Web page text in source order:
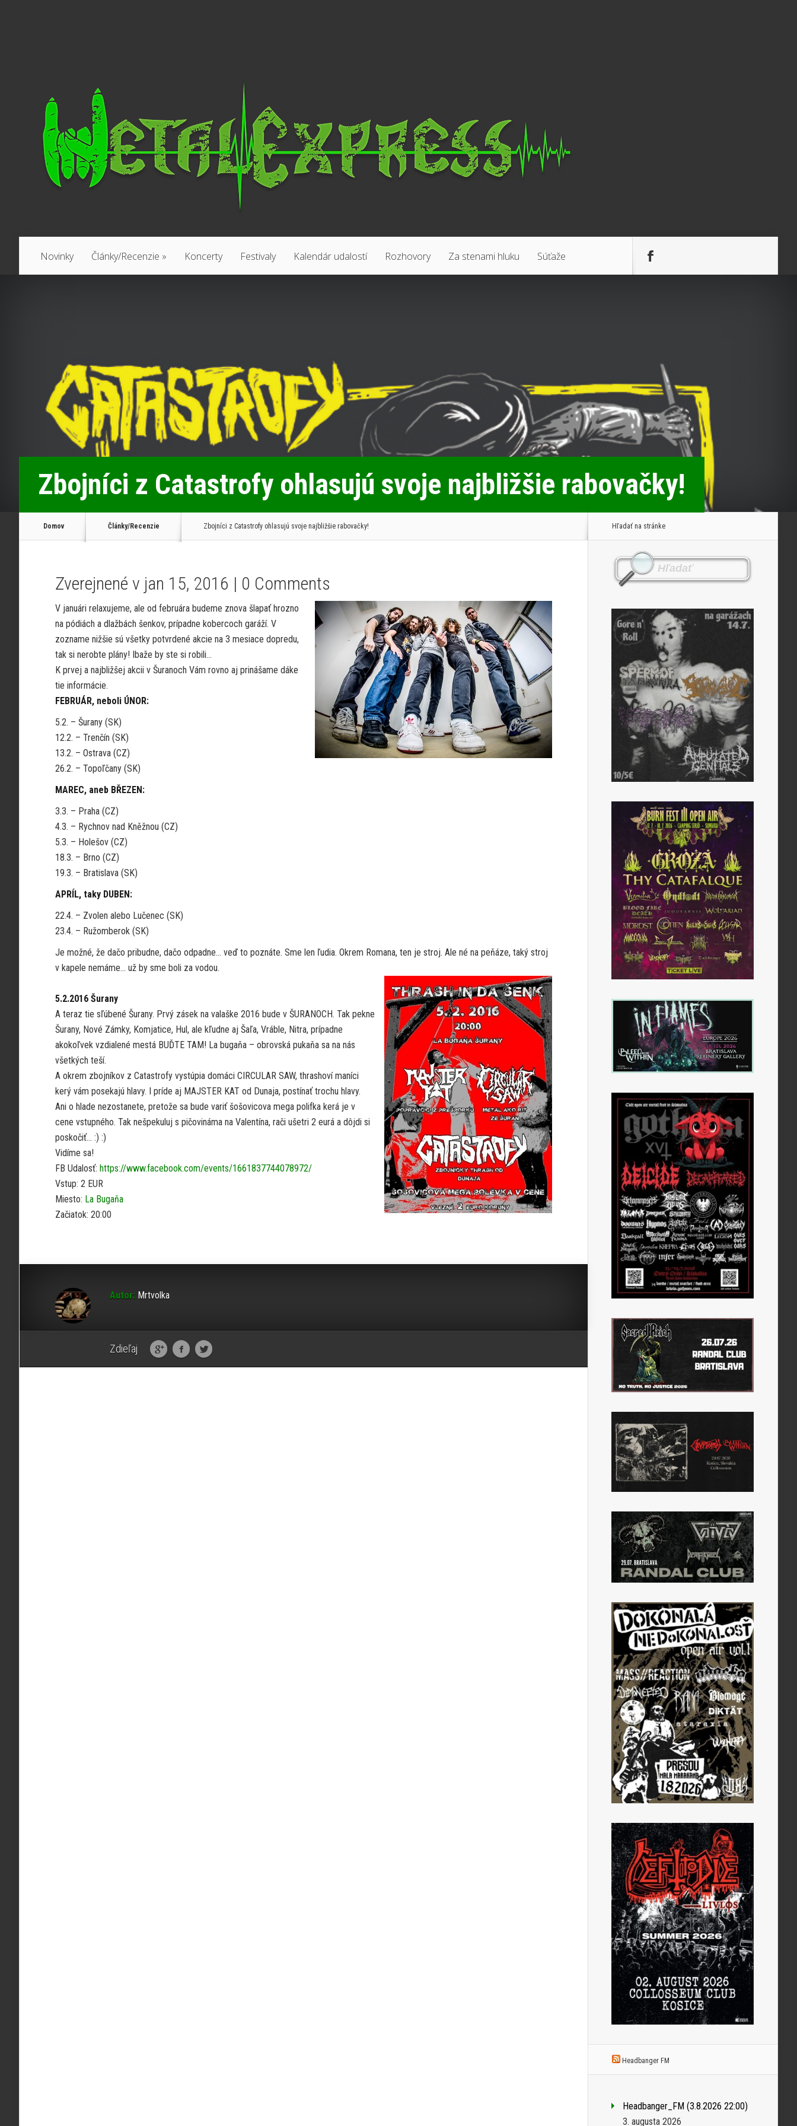
Novinky Články/Recenzie » Koncerty Festivaly Kalendár udalostí Rozhovory Za stenami hluku Súťaže
Zbojníci z Catastrofy ohlasujú svoje najbližšie rabovačky!
Domov Články/Recenzie Zbojníci z Catastrofy ohlasujú svoje najbližšie rabovačky!
Zverejnené v jan 15, 2016 | 0 Comments
V januári relaxujeme, ale od februára budeme znova šlapať hrozno
na pódiách a dlažbách šenkov, prípadne kobercoch garáží. V
zozname nižšie sú všetky potvrdené akcie na 3 mesiace dopredu,
tak si nerobte plány! Ibaže by ste si robili…
K prvej a najbližšej akcii v Šuranoch Vám rovno aj prinášame dáke
tie informácie.
FEBRUÁR, neboli ÚNOR:
5.2. – Šurany (SK)
12.2. – Trenčín (SK)
13.2. – Ostrava (CZ)
26.2. – Topoľčany (SK)
MAREC, aneb BŘEZEN:
3.3. – Praha (CZ)
4.3. – Rychnov nad Kněžnou (CZ)
5.3. – Holešov (CZ)
18.3. – Brno (CZ)
19.3. – Bratislava (SK)
APRÍL, taky DUBEN:
22.4. – Zvolen alebo Lučenec (SK)
23.4. – Ružomberok (SK)
Je možné, že dačo pribudne, dačo odpadne… veď to poznáte. Sme len ľudia. Okrem Romana, ten je stroj. Ale né na peňáze, taký stroj
v kapele nemáme… už by sme boli za vodou.
5.2.2016 Šurany
A teraz tie sľúbené Šurany. Prvý zásek na valaške 2016 bude v ŠURANOCH. Tak pekne
Šurany, Nové Zámky, Komjatice, Hul, ale kľudne aj Šaľa, Vráble, Nitra, prípadne
akokoľvek vzdialené mestá BUĎTE TAM! La bugaňa – obrovská pukaňa sa na nás
všetkých teší.
A okrem zbojníkov z Catastrofy vystúpia domáci CIRCULAR SAW, thrashoví maníci
kerý vám posekajú hlavy. I príde aj MAJSTER KAT od Dunaja, postínať trochu hlavy.
Ani o hlade nezostanete, pretože sa bude variť šošovicova mega polifka kerá je v
cene vstupného. Tak nešpekuluj s pičovináma na Valentína, rači ušetri 2 eurá a dôjdi si
poskočiť… :) :)
Vidíme sa!
FB Udalosť: https://www.facebook.com/events/1661837744078972/
Vstup: 2 EUR
Miesto: La Bugaňa
Začiatok: 20:00
Autor: Mrtvolka
Zdieľaj
Hľadať na stránke
Headbanger FM
Headbanger_FM (3.8.2026 22:00)
3. augusta 2026